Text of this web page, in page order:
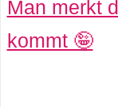
Man merkt
kommt 🤪